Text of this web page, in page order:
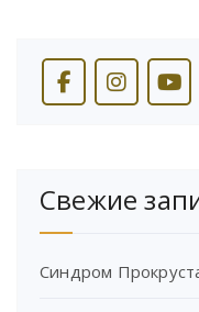
Свежие
Синдром